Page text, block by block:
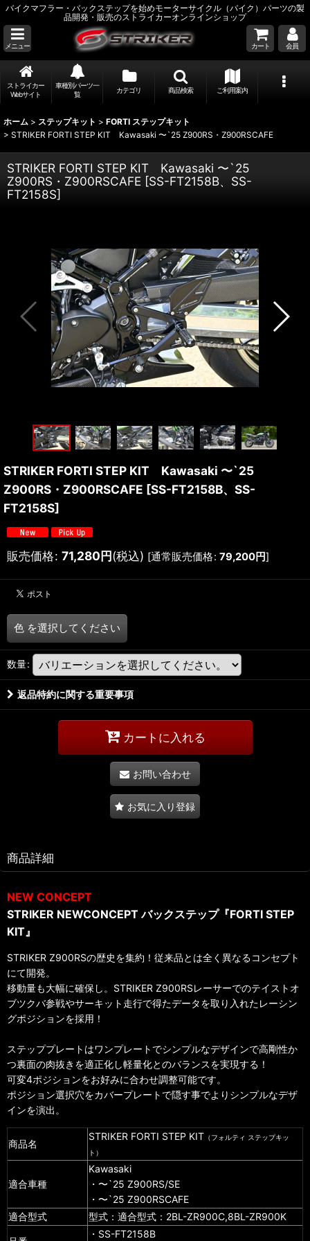
バイクマフラー・バックステップを始めモーターサイクル（バイク）パーツの製
品開発・販売のストライカーオンラインショップ
メニュー カート 会員
ストライカー
Webサイト
車種別パーツ一
覧
カテゴリ 商品検索 ご利用案内
ホーム > ステップキット > FORTI ステップキット
> STRIKER FORTI STEP KIT Kawasaki 〜`25 Z900RS・Z900RSCAFE
STRIKER FORTI STEP KIT Kawasaki 〜`25
Z900RS・Z900RSCAFE [SS-FT2158B、SS-
FT2158S]
STRIKER FORTI STEP KIT Kawasaki 〜`25
Z900RS・Z900RSCAFE [SS-FT2158B、SS-
FT2158S]
販売価格: 71,280円(税込) [通常販売価格: 79,200円]
色 を選択してください
数量:
返品特約に関する重要事項
カートに入れる
お問い合わせ
お気に入り登録
商品詳細
NEW CONCEPT
STRIKER NEWCONCEPT バックステップ『FORTI STEP
KIT』
STRIKER Z900RSの歴史を集約！従来品とは全く異なるコンセプト
にて開発。
移動量も大幅に確保し。STRIKER Z900RSレーサーでのテイストオ
ブツクバ参戦やサーキット走行で得たデータを取り入れたレーシン
グポジションを採用！
ステッププレートはワンプレートでシンプルなデザインで高剛性か
つ裏面の肉抜きを適正化し軽量化とのバランスを実現する！
可変4ポジションをお好みに合わせ調整可能です。
ポジション選択穴をカバープレートで隠す事でよりシンプルなデザ
インを演出。
商品名
STRIKER FORTI STEP KIT （フォルティ ステップキッ
ト）
適合車種
Kawasaki
・〜`25 Z900RS/SE
・〜`25 Z900RSCAFE
適合型式
型式： 適合型式：2BL-ZR900C,8BL-ZR900K
・SS-FT2158B